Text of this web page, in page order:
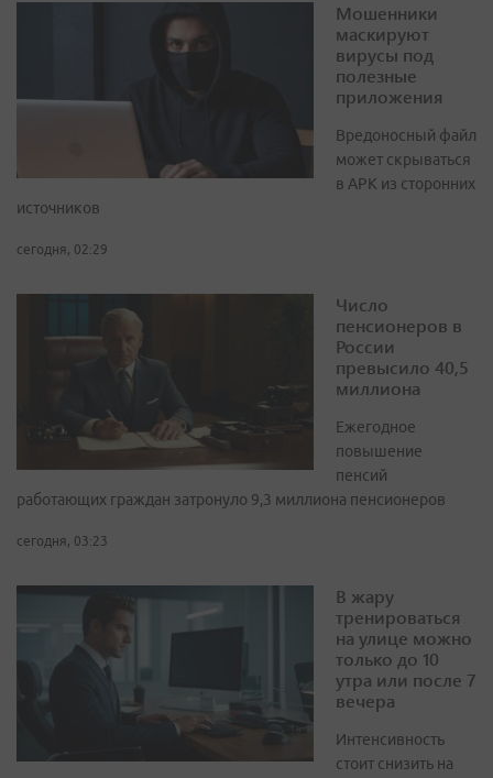
Мошенники
маскируют
вирусы под
полезные
приложения
Вредоносный файл
может скрываться
в APK из сторонних
источников
сегодня, 02:29
Число
пенсионеров в
России
превысило 40,5
миллиона
Ежегодное
повышение
пенсий
работающих граждан затронуло 9,3 миллиона пенсионеров
сегодня, 03:23
В жару
тренироваться
на улице можно
только до 10
утра или после 7
вечера
Интенсивность
стоит снизить на